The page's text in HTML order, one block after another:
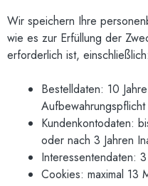
Wir speichern Ihre
wie es zur Erfüllung der
erforderlich ist, einschließlich:
Bestelldaten: 10
Kundenkontodaten:
oder nach 3 Jahren
Interessentendaten:
Cookies: maximal 13